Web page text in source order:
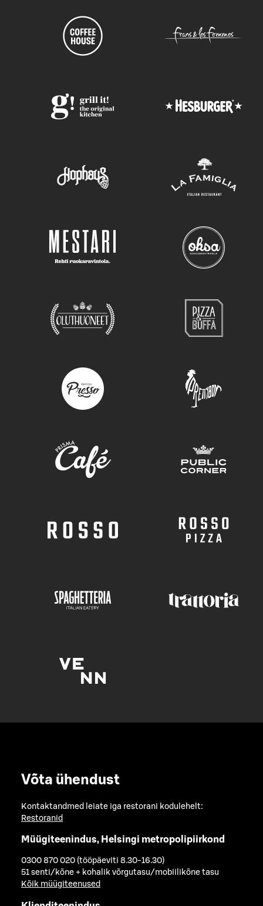
Võta ühendust
Kontaktandmed leiate iga restorani kodulehelt:
Restoranid
Müügiteenindus, Helsingi metropolipiirkond
0300 870 020 (tööpäeviti 8.30-16.30)
51 senti/kõne + kohalik võrgutasu/mobiilikõne tasu
Kõik müügiteenused